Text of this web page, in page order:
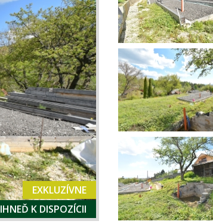
EXKLUZÍVNE
IHNEĎ K DISPOZÍCII